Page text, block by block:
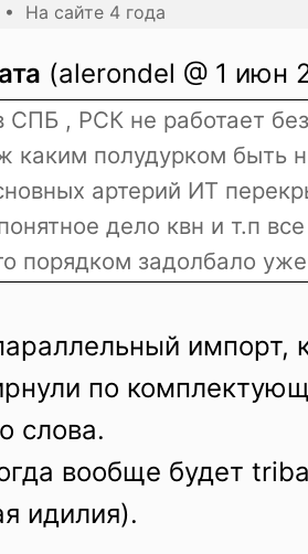
На сайте 4 года
(alerondel @ 1 июн
СПБ , РСК не работает
каким полудурком быть
артерий ИТ
дело квн и т.п
порядком задолбало
импорт,
по
слова.
вообще будет
идилия).